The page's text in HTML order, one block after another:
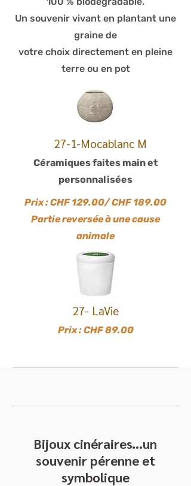
Un souvenir vivant en plantant une
graine de
votre choix directement en pleine
terre ou en pot
27-1-Mocablanc M
Céramiques faites main et
personnalisées
Prix : CHF 129.00/ CHF 189.00
Partie reversée à une cause
animale
27- LaVie
Prix : CHF 89.00
Bijoux cinéraires...un
souvenir pérenne et
symbolique